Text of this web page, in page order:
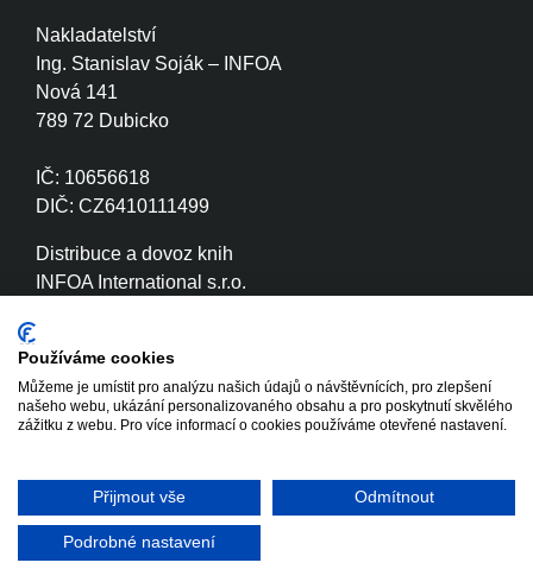
Nakladatelství
Ing. Stanislav Soják – INFOA
Nová 141
789 72 Dubicko
IČ: 10656618
DIČ: CZ6410111499
Distribuce a dovoz knih
INFOA International s.r.o.
IČ: 26870886
DIČ: CZ26870886
Copyright © 2020 - 2026 INFOA
International s.r.o.
Tvorba www stránek
Používáme cookies
Můžeme je umístit pro analýzu našich údajů o návštěvnících, pro zlepšení
našeho webu, ukázání personalizovaného obsahu a pro poskytnutí skvělého
zážitku z webu. Pro více informací o cookies používáme otevřené nastavení.
Přijmout vše Odmítnout
Podrobné nastavení